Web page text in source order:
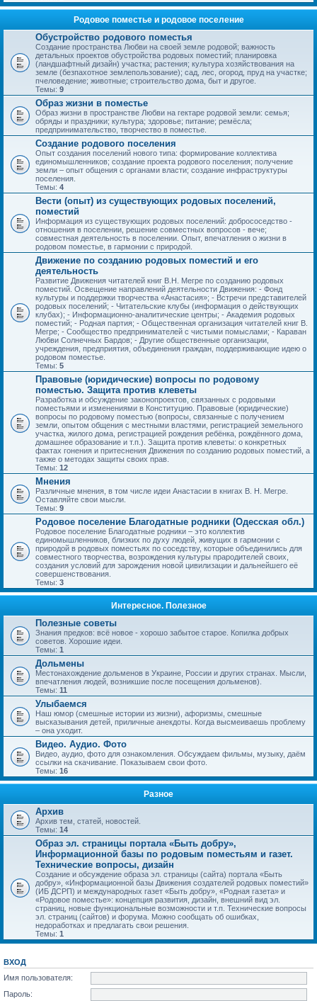
Родовое поместье и родовое поселение
Обустройство родового поместья
Создание пространства Любви на своей земле родовой; важность
детальных проектов обустройства родовых поместий; планировка
(ландшафтный дизайн) участка; растения; культура хозяйствования на
земле (безпахотное землепользование); сад, лес, огород, пруд на участке;
пчеловедение; животные; строительство дома, быт и другое.
Темы: 9
Образ жизни в поместье
Образ жизни в пространстве Любви на гектаре родовой земли: семья;
обряды и праздники; культура; здоровье; питание; ремёсла;
предпринимательство, творчество в поместье.
Создание родового поселения
Опыт создания поселений нового типа: формирование коллектива
единомышленников; создание проекта родового поселения; получение
земли – опыт общения с органами власти; создание инфраструктуры
поселения.
Темы: 4
Вести (опыт) из существующих родовых поселений,
поместий
Информация из существующих родовых поселений: добрососедство -
отношения в поселении, решение совместных вопросов - вече;
совместная деятельность в поселении. Опыт, впечатления о жизни в
родовом поместье, в гармонии с природой.
Движение по созданию родовых поместий и его
деятельность
Развитие Движения читателей книг В.Н. Мегре по созданию родовых
поместий. Освещение направлений деятельности Движения: - Фонд
культуры и поддержки творчества «Анастасия»; - Встречи представителей
родовых поселений; - Читательские клубы (информация о действующих
клубах); - Информационно-аналитические центры; - Академия родовых
поместий; - Родная партия; - Общественная организация читателей книг В.
Мегре; - Сообщество предпринимателей с чистыми помыслами; - Караван
Любви Солнечных Бардов; - Другие общественные организации,
учреждения, предприятия, объединения граждан, поддерживающие идею о
родовом поместье.
Темы: 5
Правовые (юридические) вопросы по родовому
поместью. Защита против клеветы
Разработка и обсуждение законопроектов, связанных с родовыми
поместьями и изменениями в Конституцию. Правовые (юридические)
вопросы по родовому поместью (вопросы, связанные с получением
земли, опытом общения с местными властями, регистрацией земельного
участка, жилого дома, регистрацией рождения ребёнка, рождённого дома,
домашнее образование и т.п.). Защита против клеветы: о конкретных
фактах гонения и притеснения Движения по созданию родовых поместий, а
также о методах защиты своих прав.
Темы: 12
Мнения
Различные мнения, в том числе идеи Анастасии в книгах В. Н. Мегре.
Оставляйте свои мысли.
Темы: 9
Родовое поселение Благодатные родники (Одесская обл.)
Родовое поселение Благодатные родники – это коллектив
единомышленников, близких по духу людей, живущих в гармонии с
природой в родовых поместьях по соседству, которые объединились для
совместного творчества, возрождения культуры прародителей своих,
создания условий для зарождения новой цивилизации и дальнейшего её
совершенствования.
Темы: 3
Интересное. Полезное
Полезные советы
Знания предков: всё новое - хорошо забытое старое. Копилка добрых
советов. Хорошие идеи.
Темы: 1
Дольмены
Местонахождение дольменов в Украине, России и других странах. Мысли,
впечатления людей, возникшие после посещения дольменов).
Темы: 11
Улыбаемся
Наш юмор (смешные истории из жизни), афоризмы, смешные
высказывания детей, приличные анекдоты. Когда высмеиваешь проблему
– она уходит.
Видео. Аудио. Фото
Видео, аудио, фото для ознакомления. Обсуждаем фильмы, музыку, даём
ссылки на скачивание. Показываем свои фото.
Темы: 16
Разное
Архив
Архив тем, статей, новостей.
Темы: 14
Образ эл. страницы портала «Быть добру»,
Информационной базы по родовым поместьям и газет.
Технические вопросы, дизайн
Создание и обсуждение образа эл. страницы (сайта) портала «Быть
добру», «Информационной базы Движения создателей родовых поместий»
(ИБ ДСРП) и международных газет «Быть добру», «Родная газета» и
«Родовое поместье»: концепция развития, дизайн, внешний вид эл.
страниц, новые функциональные возможности и т.п. Технические вопросы
эл. страниц (сайтов) и форума. Можно сообщать об ошибках,
недоработках и предлагать свои решения.
Темы: 1
ВХОД
Имя пользователя:
Пароль: